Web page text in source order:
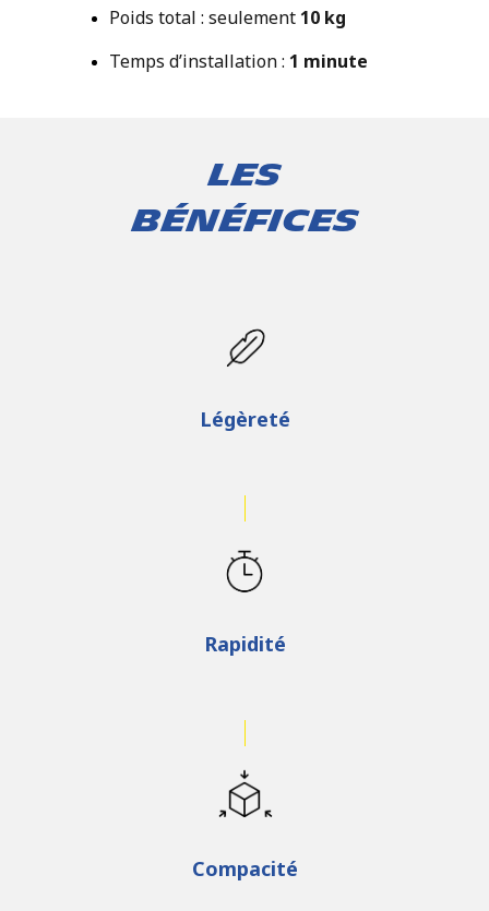
Poids total : seulement 10 kg
Temps d’installation : 1 minute
Les
bénéfices
Légèreté
Rapidité
Compacité